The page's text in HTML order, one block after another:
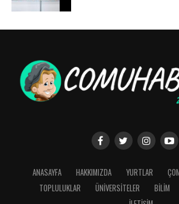
ANASAYFA HAKKIMIZDA YURTLAR
TOPLULUKLAR
ÜNİVERSİTELER BİLİM